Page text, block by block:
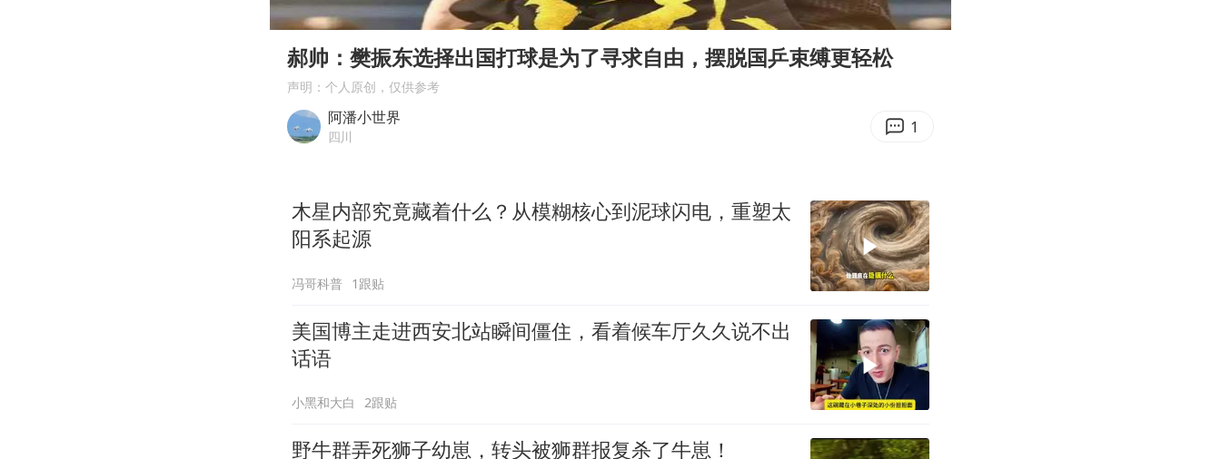
牛津大学一纸声明甩不了锅
海鲜忘车里4天打开门满车都是蛆
几元成本 千万市值蒸发
Play
00:00 06:15
Enter
郝帅：樊振东选择出国打球是为了寻求自由，摆脱国乒束缚更轻松
声明：个人原创，仅供参考
阿潘小世界
四川 1
木星内部究竟藏着什么？从模糊核心到泥球闪电，重塑太
阳系起源
冯哥科普 1跟贴
美国博主走进西安北站瞬间僵住，看着候车厅久久说不出
话语
小黑和大白 2跟贴
野牛群弄死狮子幼崽，转头被狮群报复杀了牛崽！